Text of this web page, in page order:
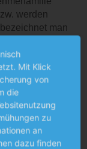
werden
man
zu dem
diejenigen
mit mehreren
Mit Klick
von
die
zu
an
dazu finden